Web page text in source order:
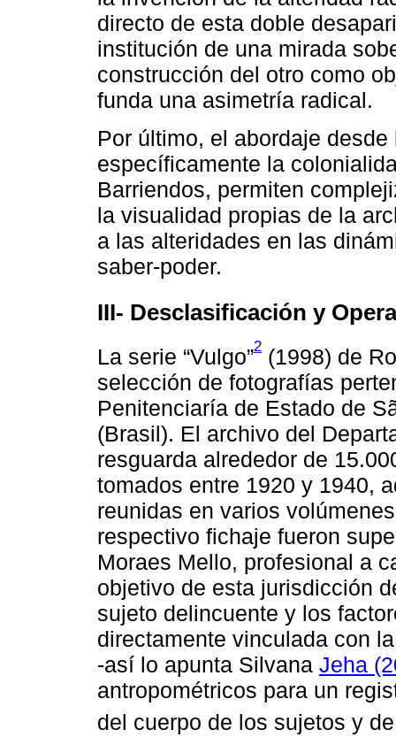
directo de esta doble
institución de una mirada
construcción del otro como
funda una asimetría radical.
Por último, el abordaje
específicamente la
Barriendos, permiten
la visualidad propias de la
a las alteridades en las
saber-poder.
III- Desclasificación y
La serie “Vulgo”2 (1998) de
selección de fotografías
Penitenciaría de Estado de
(Brasil). El archivo del
resguarda alrededor de
tomados entre 1920 y 1940,
reunidas en varios
respectivo fichaje fueron
Moraes Mello, profesional a
objetivo de esta jurisdicción
sujeto delincuente y los
directamente vinculada con
-así lo apunta Silvana Jeha
antropométricos para un
del cuerpo de los sujetos y